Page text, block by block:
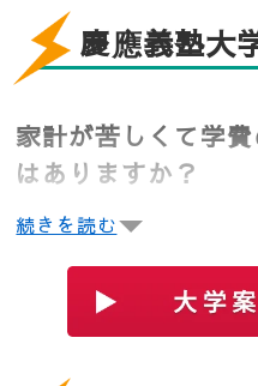
慶應義塾大
家計が苦しくて学
はありますか？
共に文理融合学部ですが
的」、環境情報学部は「
沢キャンパス（通称SFC
は「理に融合した文系」
に融合した理系」の学部
続きを読む